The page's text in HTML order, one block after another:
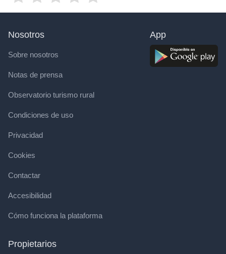
Nosotros
Sobre nosotros
Notas de prensa
Observatorio turismo rural
Condiciones de uso
Privacidad
Cookies
Contactar
Accesibilidad
Cómo funciona la plataforma
Propietarios
App